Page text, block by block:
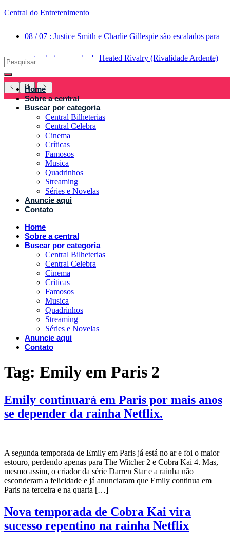
Central do Entretenimento
08 / 07 : Justice Smith e Charlie Gillespie são escalados para
segunda temporada de Heated Rivalry (Rivalidade Ardente)
Home
Sobre a central
Buscar por categoria
Central Bilheterias
Central Celebra
Cinema
Críticas
Famosos
Musica
Quadrinhos
Streaming
Séries e Novelas
Anuncie aqui
Contato
Home
Sobre a central
Buscar por categoria
Central Bilheterias
Central Celebra
Cinema
Críticas
Famosos
Musica
Quadrinhos
Streaming
Séries e Novelas
Anuncie aqui
Contato
Tag: Emily em Paris 2
Emily continuará em Paris por mais anos
se depender da rainha Netflix.
A segunda temporada de Emily em Paris já está no ar e foi o maior
estouro, perdendo apenas para The Witcher 2 e Cobra Kai 4. Mas,
mesmo assim, o criador da série Darren Star e a rainha não
esconderam a felicidade e já anunciaram que Emily continua em
Paris na terceira e na quarta […]
Nova temporada de Cobra Kai vira
sucesso repentino na rainha Netflix